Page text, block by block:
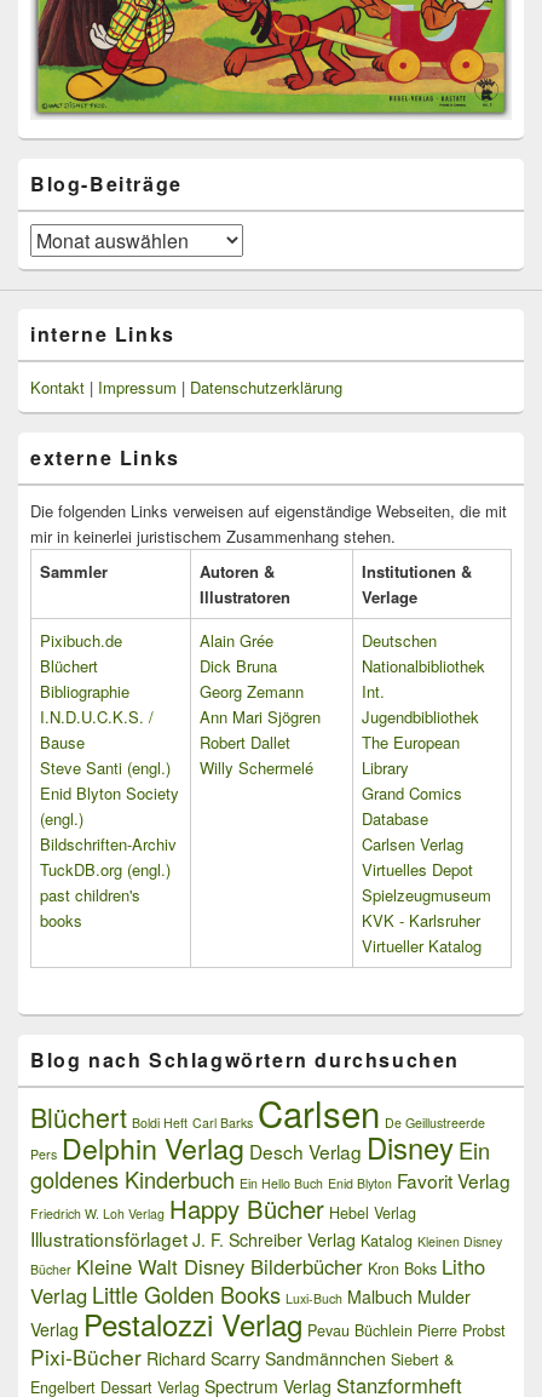
Blog-Beiträge
Blog-
Beiträge
interne Links
Kontakt | Impressum | Datenschutzerklärung
externe Links
Die folgenden Links verweisen auf eigenständige Webseiten, die mit
mir in keinerlei juristischem Zusammenhang stehen.
Sammler
Autoren &
Illustratoren
Institutionen &
Verlage
Pixibuch.de
Blüchert
Bibliographie
I.N.D.U.C.K.S. /
Bause
Steve Santi (engl.)
Enid Blyton Society
(engl.)
Bildschriften-Archiv
TuckDB.org (engl.)
past children's
books
Alain Grée
Dick Bruna
Georg Zemann
Ann Mari Sjögren
Robert Dallet
Willy Schermelé
Deutschen
Nationalbibliothek
Int.
Jugendbibliothek
The European
Library
Grand Comics
Database
Carlsen Verlag
Virtuelles Depot
Spielzeugmuseum
KVK - Karlsruher
Virtueller Katalog
Blog nach Schlagwörtern durchsuchen
Blüchert Boldi Heft Carl Barks Carlsen De Geillustreerde
Pers Delphin Verlag Desch Verlag DisneyEin
goldenes Kinderbuch Ein Hello Buch Enid Blyton Favorit Verlag
Friedrich W. Loh Verlag Happy Bücher Hebel Verlag
Illustrationsförlaget J. F. Schreiber Verlag Katalog Kleinen Disney
Bücher Kleine Walt Disney Bilderbücher Kron Boks Litho
Verlag Little Golden Books Luxi-Buch Malbuch Mulder
Verlag Pestalozzi Verlag Pevau Büchlein Pierre Probst
Pixi-Bücher Richard Scarry Sandmännchen Siebert &
Engelbert Dessart Verlag Spectrum Verlag Stanzformheft